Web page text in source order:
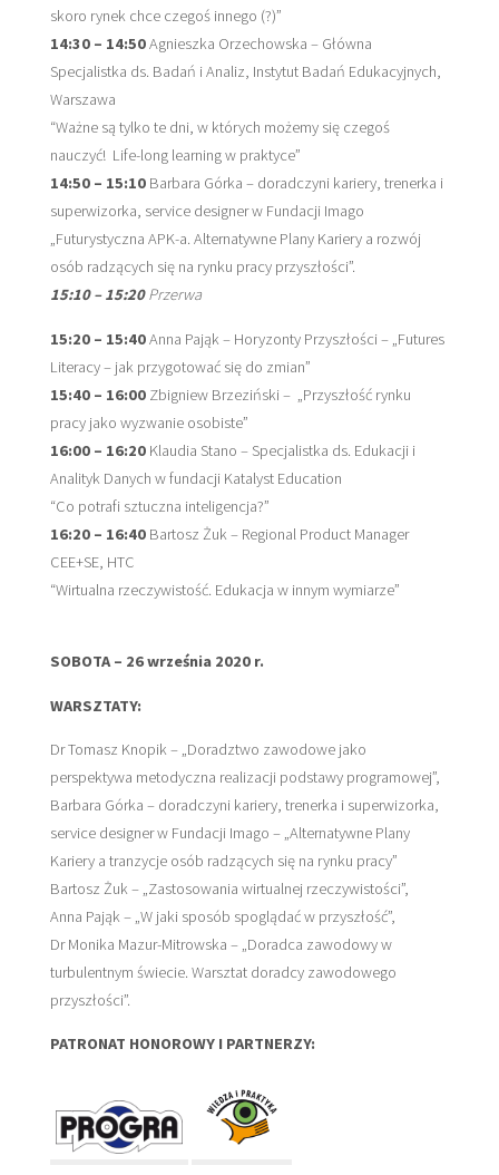
Y
H
Z
E
Y
O
S
T
S
KI
E
J
skoro rynek chce czegoś innego (?)”
14:30 – 14:50Agnieszka Orzechowska – Główna
Specjalistka ds. Badań i Analiz, Instytut Badań Edukacyjnych,
Warszawa
“Ważne są tylko te dni, w których możemy się czegoś
nauczyć! Life-long learning w praktyce”
14:50 – 15:10Barbara Górka – doradczyni kariery, trenerka i
superwizorka, service designer w Fundacji Imago
„Futurystyczna APK-a. Alternatywne Plany Kariery a rozwój
osób radzących się na rynku pracy przyszłości”.
15:10 – 15:20Przerwa
15:20 – 15:40Anna Pająk – Horyzonty Przyszłości – „Futures
Literacy – jak przygotować się do zmian”
15:40 – 16:00Zbigniew Brzeziński – „Przyszłość rynku
pracy jako wyzwanie osobiste”
16:00 – 16:20Klaudia Stano – Specjalistka ds. Edukacji i
Analityk Danych w fundacji Katalyst Education
“Co potrafi sztuczna inteligencja?”
16:20 – 16:40Bartosz Żuk – Regional Product Manager
CEE+SE, HTC
“Wirtualna rzeczywistość. Edukacja w innym wymiarze”
SOBOTA – 26 września 2020 r.
WARSZTATY:
Dr Tomasz Knopik – „Doradztwo zawodowe jako
perspektywa metodyczna realizacji podstawy programowej”,
Barbara Górka – doradczyni kariery, trenerka i superwizorka,
service designer w Fundacji Imago – „Alternatywne Plany
Kariery a tranzycje osób radzących się na rynku pracy”
Bartosz Żuk – „Zastosowania wirtualnej rzeczywistości”,
Anna Pająk – „W jaki sposób spoglądać w przyszłość”,
Dr Monika Mazur-Mitrowska – „Doradca zawodowy w
turbulentnym świecie. Warsztat doradcy zawodowego
przyszłości”.
PATRONAT HONOROWY I PARTNERZY: